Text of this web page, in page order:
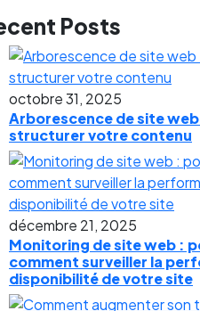
Posts
octobre 31, 2025
Arborescence de site
structurer votre contenu
décembre 21, 2025
Monitoring de site web :
comment surveiller la
disponibilité de votre site